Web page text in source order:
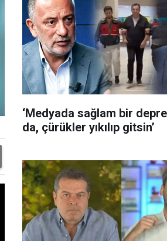
‘Medyada sağlam bir
da, çürükler yıkılıp gitsin’